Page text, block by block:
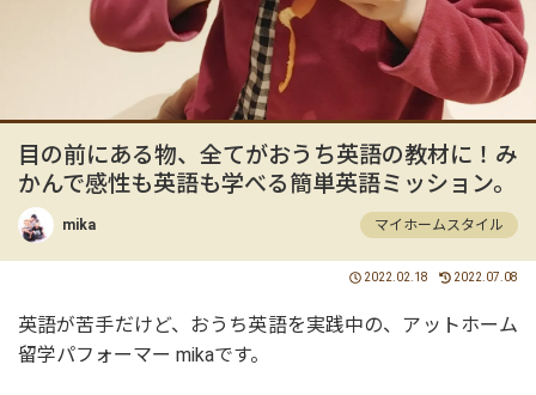
目の前にある物、全てがおうち英語の教材に！み
かんで感性も英語も学べる簡単英語ミッション。
mika マイホームスタイル
2022.02.18 2022.07.08
英語が苦手だけど、おうち英語を実践中の、アットホーム
留学パフォーマー mikaです。